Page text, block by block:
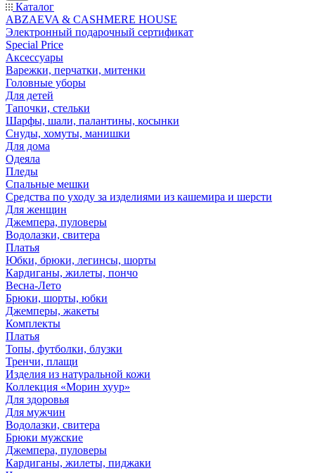
Каталог
ABZAEVA & CASHMERE HOUSE
Электронный подарочный сертификат
Special Price
Аксессуары
Варежки, перчатки, митенки
Головные уборы
Для детей
Тапочки, стельки
Шарфы, шали, палантины, косынки
Снуды, хомуты, манишки
Для дома
Одеяла
Пледы
Спальные мешки
Средства по уходу за изделиями из кашемира и шерсти
Для женщин
Джемпера, пуловеры
Водолазки, свитера
Платья
Юбки, брюки, легинсы, шорты
Кардиганы, жилеты, пончо
Весна-Лето
Брюки, шорты, юбки
Джемперы, жакеты
Комплекты
Платья
Топы, футболки, блузки
Тренчи, плащи
Изделия из натуральной кожи
Коллекция «Морин хуур»
Для здоровья
Для мужчин
Водолазки, свитера
Брюки мужские
Джемпера, пуловеры
Кардиганы, жилеты, пиджаки